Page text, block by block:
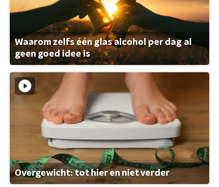
Waarom zelfs één glas alcohol per dag al
geen goed idee is
Overgewicht: tot hier en niet verder